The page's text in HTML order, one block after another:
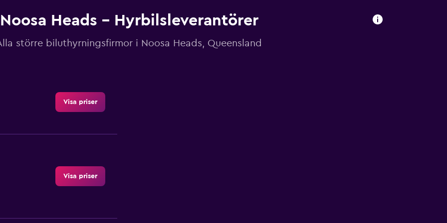
Noosa Heads – Hyrbilsleverantörer
större biluthyrningsfirmor i Noosa Heads, Queensland
Visa priser
Visa priser